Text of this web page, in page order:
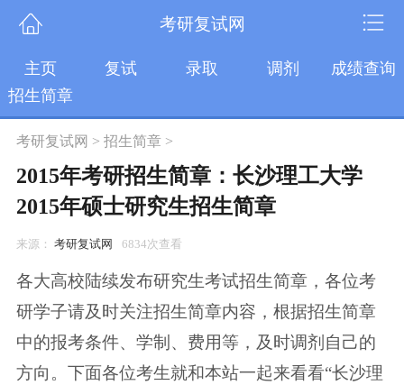
考研复试网
主页 复试 录取 调剂
成绩查询
招生简章
考研复试网 > 招生简章>
2015年考研招生简章：长沙理工大学
2015年硕士研究生招生简章
来源： 考研复试网 6834次查看
各大高校陆续发布研究生考试招生简章，各位考
研学子请及时关注招生简章内容，根据招生简章
中的报考条件、学制、费用等，及时调剂自己的
方向。下面各位考生就和本站一起来看看“长沙理